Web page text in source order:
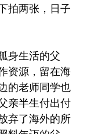
拍两张，日子
身生活的父
资源，留在海
的老师同学也
亲半生付出付
弃了海外的所